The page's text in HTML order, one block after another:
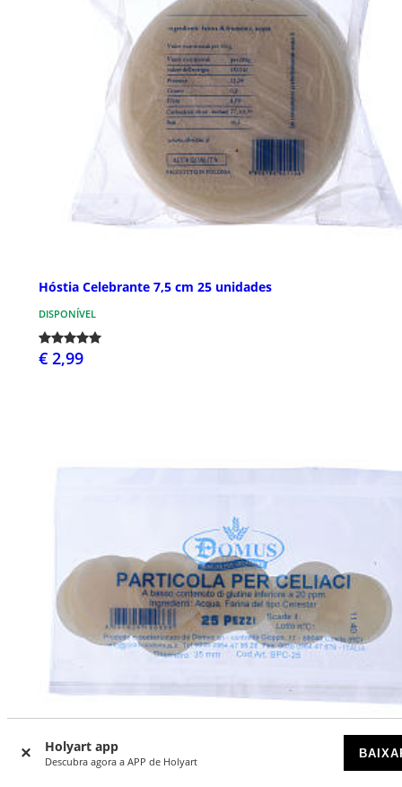
Holyart app
Descubra agora a APP de Holyart
Hóstia Celebrante 7,5 cm 25 unidades
DISPONÍVEL
€ 2,99
-45%
DESCONTOS POR QUANTIDADE